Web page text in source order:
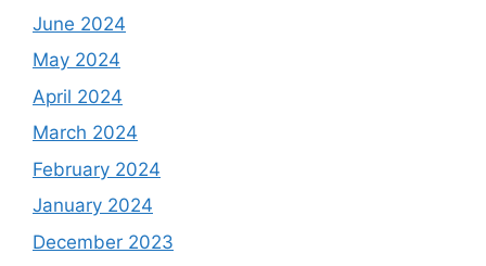
June 2024
May 2024
April 2024
March 2024
February 2024
January 2024
December 2023